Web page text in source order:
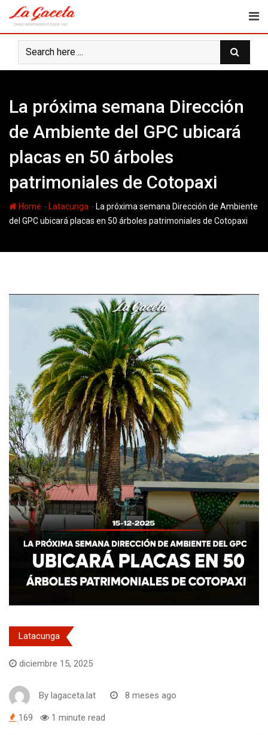
content
La próxima semana Dirección
de Ambiente del GPC ubicará
placas en 50 árboles
patrimoniales de Cotopaxi
Home - Latacunga - La próxima semana Dirección de Ambiente
del GPC ubicará placas en 50 árboles patrimoniales de Cotopaxi
Latacunga
diciembre 15, 2025
By lagaceta.lat 8 meses ago
169 1 minute read